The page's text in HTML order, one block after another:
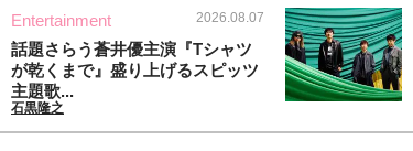
Entertainment 2026.08.07
話題さらう蒼井優主演『Tシャツ
が乾くまで』盛り上げるスピッツ
主題歌...
石黒隆之